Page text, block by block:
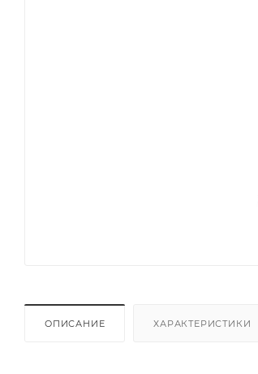
ОПИСАНИЕ ХАРАКТЕРИСТИКИ